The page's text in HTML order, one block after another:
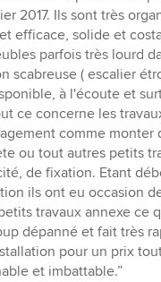
2017. Ils sont très
efficace, solide et
parfois très lourd
scabreuse ( escalier
à l'écoute et
ce concerne les
comme monter
ou tout autres petits
de fixation. Etant
ils ont eu occasion
travaux annexe ce
dépanné et fait très
pour un prix
et imbattable.”